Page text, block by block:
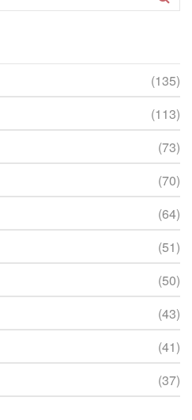
(135)
(113)
(73)
(70)
(64)
(51)
(50)
(43)
(41)
(37)